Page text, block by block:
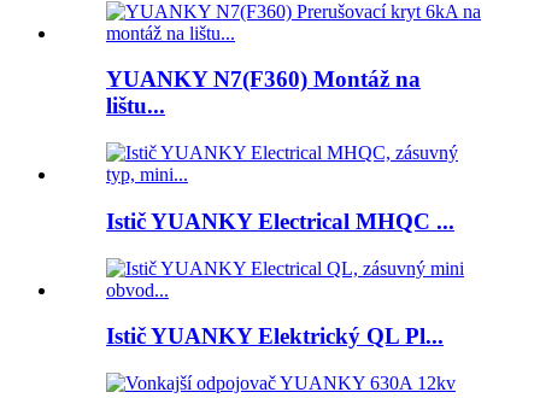
YUANKY N7(F360) Montáž na
lištu...
Istič YUANKY Electrical MHQC ...
Istič YUANKY Elektrický QL Pl...